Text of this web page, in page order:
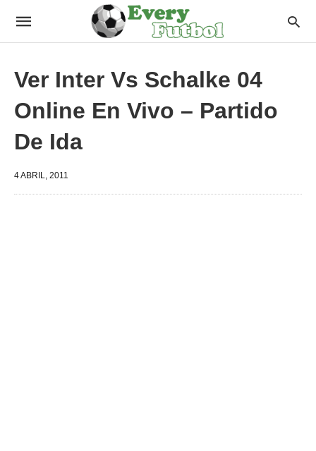
Ver Inter Vs Schalke 04
Online En Vivo – Partido
De Ida
4 ABRIL, 2011